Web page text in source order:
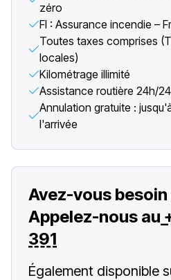
zéro
FI : Assurance incendie –
Toutes taxes comprises
locales)
Kilométrage illimité
Assistance routière 24h/
Annulation gratuite :
l'arrivée
Avez-vous
Appelez-nous au
391
Également disponible